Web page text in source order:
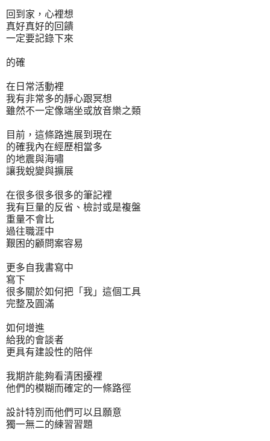
回到家，心裡想
真好真好的回饋
一定要記錄下來
的確
在日常活動裡
我有非常多的靜心跟冥想
雖然不一定像端坐或放音樂之類
目前，這條路進展到現在
的確我內在經歷相當多
的地震與海嘯
讓我蛻變與擴展
在很多很多很多的筆記裡
我有巨量的反省、檢討或是複盤
重量不會比
過往職涯中
艱困的顧問案容易
更多自我書寫中
寫下
很多關於如何把「我」這個工具
完整及圓滿
如何增進
給我的會談者
更具有建設性的陪伴
我期許能夠看清困擾裡
他們的模糊而確定的一條路徑
設計特別而他們可以且願意
獨一無二的練習習題